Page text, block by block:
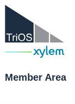
Member Area